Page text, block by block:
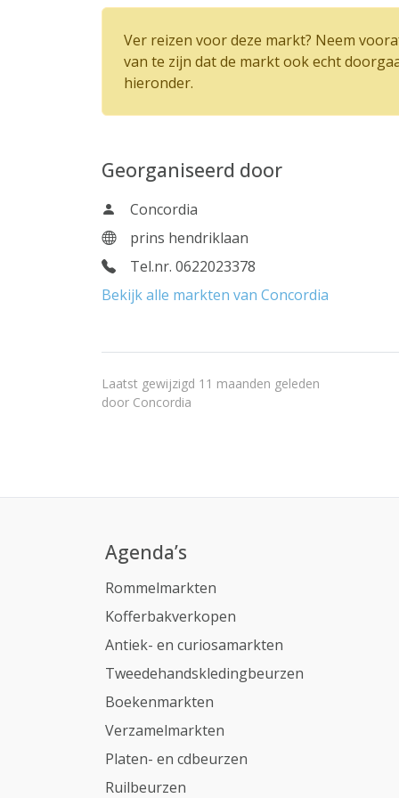
Ver reizen voor deze markt? Neem
van te zijn dat de markt ook echt
hieronder.
Georganiseerd door
Concordia
prins hendriklaan
Tel.nr. 0622023378
Bekijk alle markten van Concordia
Laatst gewijzigd 11 maanden geleden
door Concordia
Agenda’s
Rommelmarkten
Kofferbakverkopen
Antiek- en curiosamarkten
Tweedehandskledingbeurzen
Boekenmarkten
Verzamelmarkten
Platen- en cdbeurzen
Ruilbeurzen